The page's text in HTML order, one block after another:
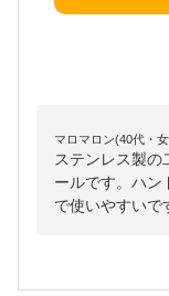
マロマロン(40代・
ステンレス製の
ールです。ハン
で使いやすいで